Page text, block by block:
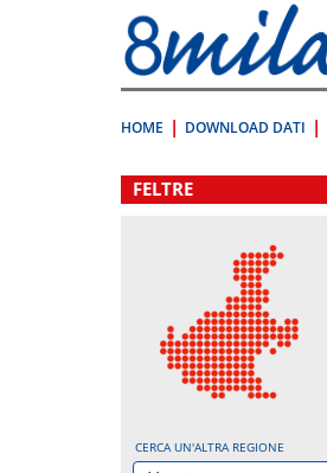
direttamente
a:
Contenuto
HOME DOWNLOAD DATI
.
FELTRE
CERCA UN'ALTRA REGIONE